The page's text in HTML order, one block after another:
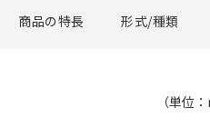
商品の特長 形式/種類
（単位